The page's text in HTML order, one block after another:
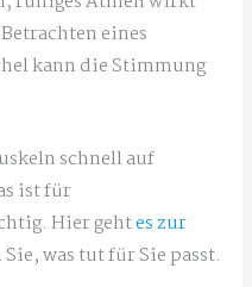
eines
kann die Stimmung
schnell auf
ist für
Hier gehtes zur
Sie, was tut für Sie passt.